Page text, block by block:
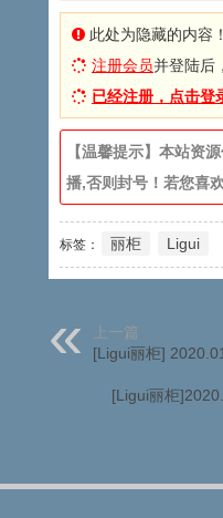
此处为隐藏的内容！
注册会员并登陆后
已经注册，点击登
【温馨提示】本站资
播,否则封号！若您喜
标签： 丽柜 Ligui
上一篇
[Ligui丽柜]
[Ligui丽柜